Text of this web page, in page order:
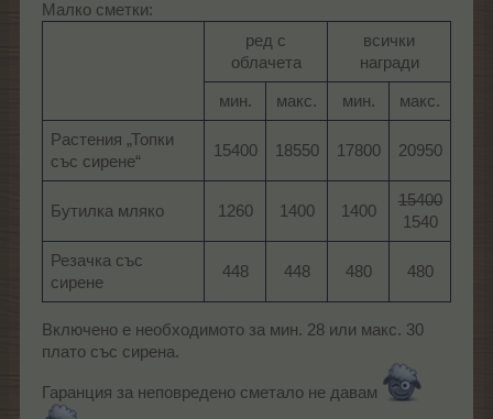
Малко сметки:
ред с
облачета​
всички
награди​
мин.​ макс.​ мин.​ макс.​
Растения „Топки
със сирене“
15400​ 18550​ 17800​ 20950​
Бутилка мляко 1260​ 1400​ 1400​
15400
1540​
Резачка със
сирене
448​ 448​ 480​ 480​
Включено е необходимото за мин. 28 или макс. 30
плато със сирена.
Гаранция за неповредено сметало не давам